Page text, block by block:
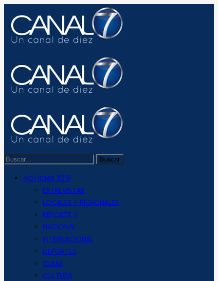
NOTICIAS 2019
ENTREVISTAS
LOCALES Y REGIONALES
REPORTE 7
NACIONAL
INTERNACIONAL
DEPORTES
CLIMA
CULTURA